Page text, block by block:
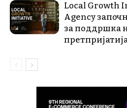
Local Growth
Agency
за поддршка